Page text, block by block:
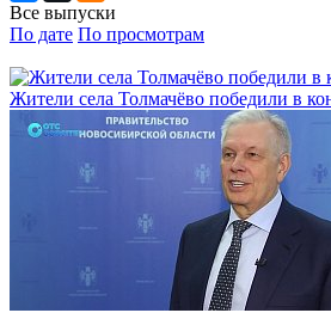
Все выпуски
По дате По просмотрам
Жители села Толмачёво победили в